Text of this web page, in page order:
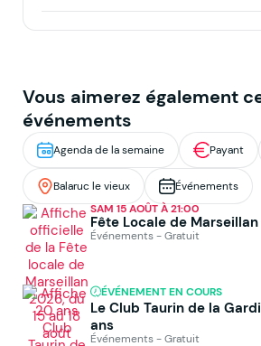
Vous aimerez également
événements
Agenda de la semaine Payant
Balaruc le vieux Événements
SAM 15 AOÛT À 21:00
Fête Locale de
Événements - Gratuit
ÉVÉNEMENT EN COURS
Le Club Taurin de la
ans
Événements - Gratuit